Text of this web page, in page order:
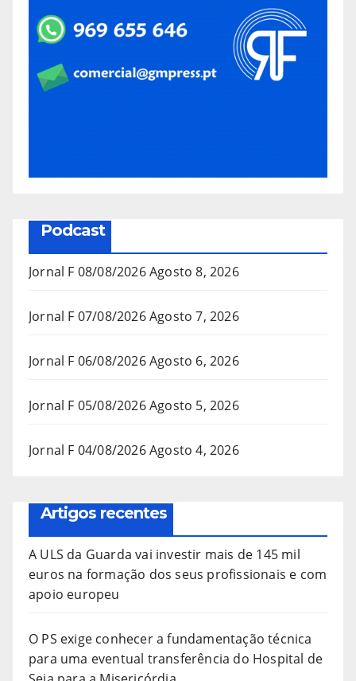
Podcast
Jornal F 08/08/2026Agosto 8, 2026
Jornal F 07/08/2026Agosto 7, 2026
Jornal F 06/08/2026Agosto 6, 2026
Jornal F 05/08/2026Agosto 5, 2026
Jornal F 04/08/2026Agosto 4, 2026
Artigos recentes
A ULS da Guarda vai investir mais de 145 mil
euros na formação dos seus profissionais e com
apoio europeu
O PS exige conhecer a fundamentação técnica
para uma eventual transferência do Hospital de